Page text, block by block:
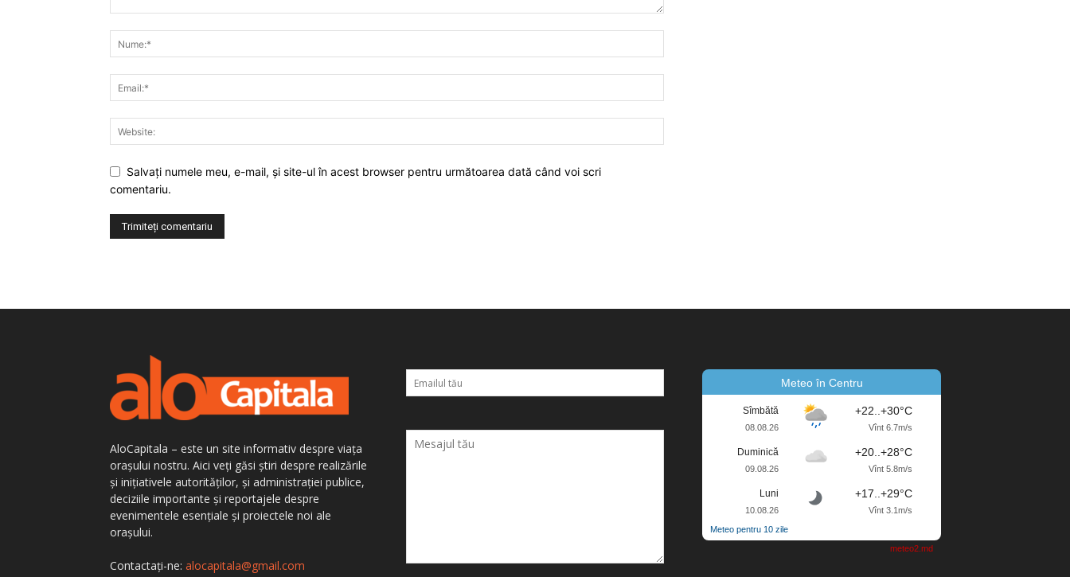
Salvaţi numele meu, e-mail, şi site-ul în acest browser pentru următoarea dată când voi scri
comentariu.
AloCapitala – este un site informativ despre viața
orașului nostru. Aici veți găsi știri despre realizările
și inițiativele autorităților, și administrației publice,
deciziile importante și reportajele despre
evenimentele esențiale și proiectele noi ale
orașului.
Contactați-ne: alocapitala@gmail.com
Meteo în Centru
Sîmbătă
08.08.26
+22..+30°C
Vînt 6.7m/s
Duminică
09.08.26
+20..+28°C
Vînt 5.8m/s
Luni
10.08.26
+17..+29°C
Vînt 3.1m/s
Meteo pentru 10 zile
meteo2.md